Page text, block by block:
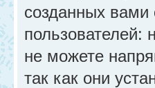
созданных
не можете
так как они